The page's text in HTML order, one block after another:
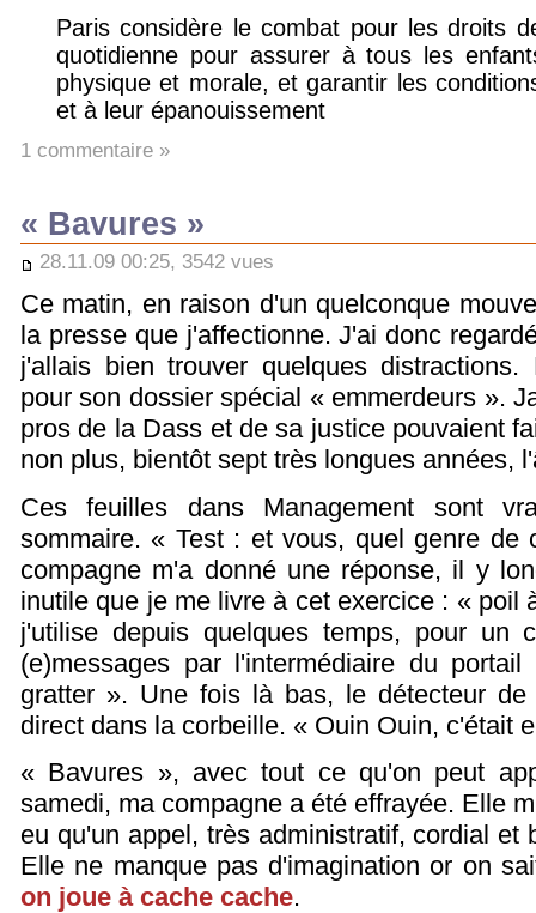
Paris considère le combat pour les droits
quotidienne pour assurer à tous les
physique et morale, et garantir les
et à leur épanouissement
1 commentaire »
« Bavures »
28.11.09 00:25, 3542 vues
Ce matin, en raison d'un quelconque
la presse que j'affectionne. J'ai donc
j'allais bien trouver quelques
pour son dossier spécial « emmerdeurs ».
pros de la Dass et de sa justice pouvaient
non plus, bientôt sept très longues années,
Ces feuilles dans Management sont
sommaire. « Test : et vous, quel genre de
compagne m'a donné une réponse, il y
inutile que je me livre à cet exercice : « poil
j'utilise depuis quelques temps, pour un
(e)messages par l'intermédiaire du
gratter ». Une fois là bas, le détecteur de
direct dans la corbeille. « Ouin Ouin, c'était
« Bavures », avec tout ce qu'on peut
samedi, ma compagne a été effrayée. Elle
eu qu'un appel, très administratif, cordial
Elle ne manque pas d'imagination or on
on joue à cache cache.